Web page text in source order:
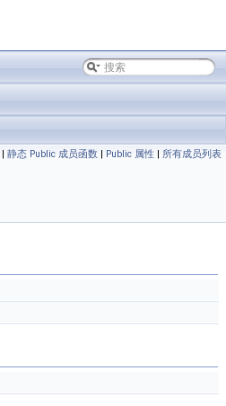
| 静态 Public 成员函数 | Public 属性 | 所有成员列表